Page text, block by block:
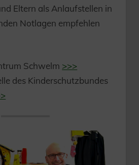
Eltern als Anlaufstellen in
Notlagen empfehlen
Schwelm >>>
des Kinderschutzbundes